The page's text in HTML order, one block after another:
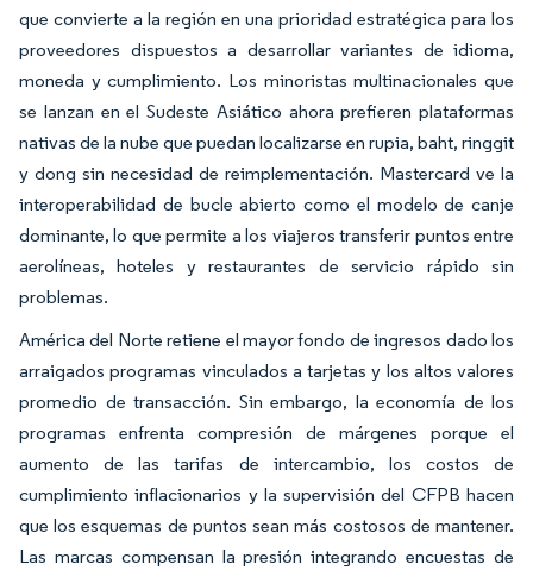
que convierte a la región en una prioridad estratégica para los
proveedores dispuestos a desarrollar variantes de idioma,
moneda y cumplimiento. Los minoristas multinacionales que
se lanzan en el Sudeste Asiático ahora prefieren plataformas
nativas de la nube que puedan localizarse en rupia, baht, ringgit
y dong sin necesidad de reimplementación. Mastercard ve la
interoperabilidad de bucle abierto como el modelo de canje
dominante, lo que permite a los viajeros transferir puntos entre
aerolíneas, hoteles y restaurantes de servicio rápido sin
problemas.
América del Norte retiene el mayor fondo de ingresos dado los
arraigados programas vinculados a tarjetas y los altos valores
promedio de transacción. Sin embargo, la economía de los
programas enfrenta compresión de márgenes porque el
aumento de las tarifas de intercambio, los costos de
cumplimiento inflacionarios y la supervisión del CFPB hacen
que los esquemas de puntos sean más costosos de mantener.
Las marcas compensan la presión integrando encuestas de